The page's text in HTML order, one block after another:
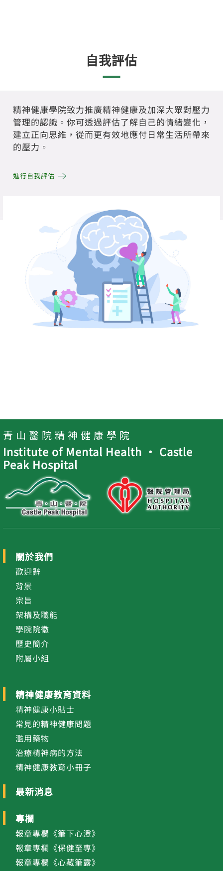
自我評估
精神健康學院致力推廣精神健康及加深大眾對壓力
管理的認識。你可透過評估了解自己的情緒變化，
建立正向思維，從而更有效地應付日常生活所帶來
的壓力。
進行自我評估
青 山 醫 院 精 神 健 康 學 院
Institute of Mental Health ‧ Castle
Peak Hospital
關於我們
歡迎辭
背景
宗旨
架構及職能
學院院徽
歷史簡介
附屬小組
精神健康教育資料
精神健康小貼士
常見的精神健康問題
濫用藥物
治療精神病的方法
精神健康教育小冊子
最新消息
專欄
報章專欄《筆下心澄》
報章專欄《保健至專》
報章專欄《心藏筆露》